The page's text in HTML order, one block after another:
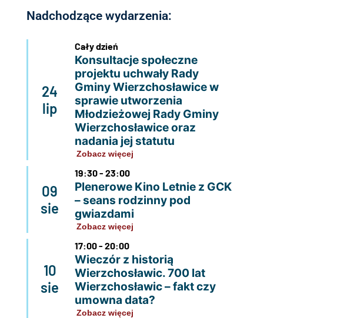
Nadchodzące wydarzenia:
24
lip
Cały dzień
Konsultacje społeczne
projektu uchwały Rady
Gminy Wierzchosławice w
sprawie utworzenia
Młodzieżowej Rady Gminy
Wierzchosławice oraz
nadania jej statutu
Zobacz więcej
09
sie
19:30 - 23:00
Plenerowe Kino Letnie z GCK
– seans rodzinny pod
gwiazdami
Zobacz więcej
10
sie
17:00 - 20:00
Wieczór z historią
Wierzchosławic. 700 lat
Wierzchosławic – fakt czy
umowna data?
Zobacz więcej